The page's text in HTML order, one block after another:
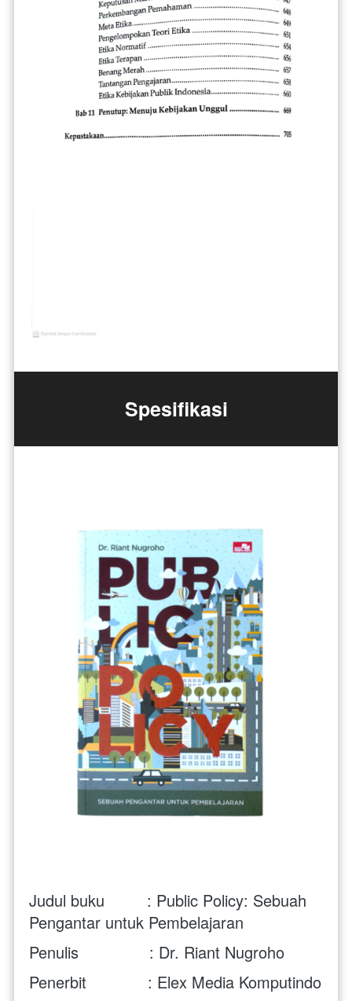
Spesifikasi
Judul buku         : Public Policy: Sebuah
Pengantar untuk Pembelajaran
Penulis               : Dr. Riant Nugroho
Penerbit             : Elex Media Komputindo